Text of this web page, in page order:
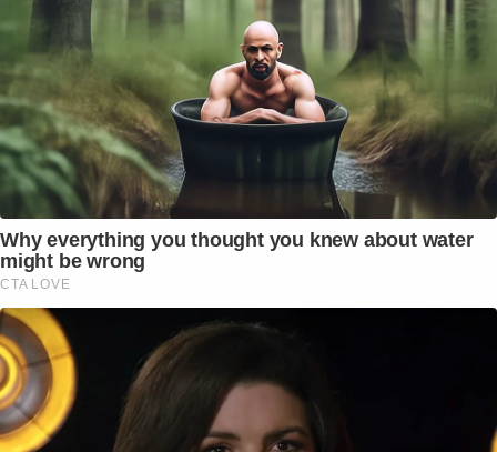
Why everything you thought you knew about water
might be wrong
CTA LOVE